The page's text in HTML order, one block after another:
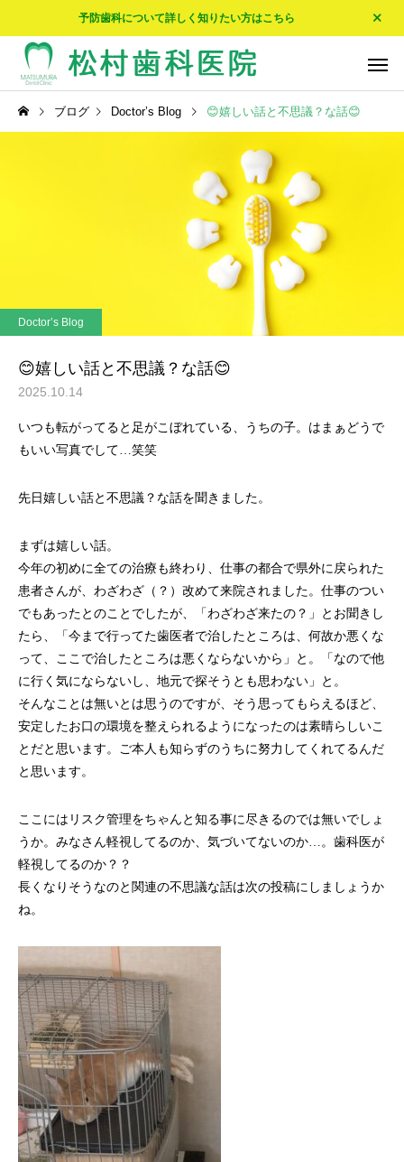
予防歯科について詳しく知りたい方はこちら
☀エアコンが…☀
Doctor’s Blog
ブログ Doctor’s Blog 😊嬉しい話と不思議？な話😊
Doctor’s Blog
😊嬉しい話と不思議？な話😊
2025.10.14
いつも転がってると足がこぼれている、うちの子。はまぁどうで
もいい写真でして…笑笑
先日嬉しい話と不思議？な話を聞きました。
まずは嬉しい話。
今年の初めに全ての治療も終わり、仕事の都合で県外に戻られた
患者さんが、わざわざ（？）改めて来院されました。仕事のつい
でもあったとのことでしたが、「わざわざ来たの？」とお聞きし
たら、「今まで行ってた歯医者で治したところは、何故か悪くな
って、ここで治したところは悪くならないから」と。「なので他
に行く気にならないし、地元で探そうとも思わない」と。
そんなことは無いとは思うのですが、そう思ってもらえるほど、
安定したお口の環境を整えられるようになったのは素晴らしいこ
とだと思います。ご本人も知らずのうちに努力してくれてるんだ
と思います。
ここにはリスク管理をちゃんと知る事に尽きるのでは無いでしょ
うか。みなさん軽視してるのか、気づいてないのか…。歯科医が
軽視してるのか？？
長くなりそうなのと関連の不思議な話は次の投稿にしましょうか
ね。